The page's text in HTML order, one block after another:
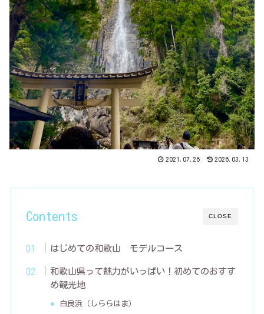
2021.07.26 2026.03.13
CLOSE
Contents
はじめての和歌山 モデルコース
和歌山県って魅力がいっぱい！初めてのおすす
め観光地
白良浜（しららはま）